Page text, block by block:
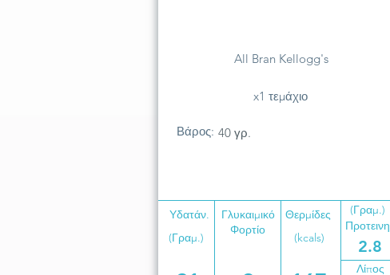
All Bran Kellogg's
x1 τεμάχιο
Βάρος: 40 γρ.
Υδατάν.
Γλυκαιμικό
Φορτίο
(Γραμ.)
Θερμίδες
(kcals)
Προτεινη
2.8
(Γραμ.)
Λίπος